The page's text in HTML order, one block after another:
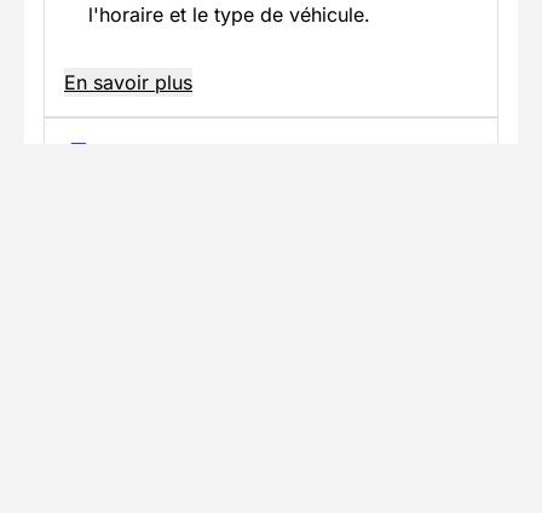
l'horaire et le type de véhicule.
En savoir plus